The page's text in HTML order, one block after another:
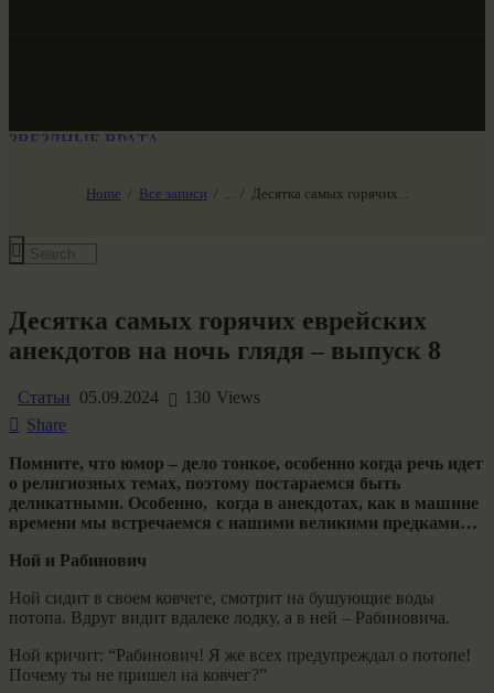
Home Все записи Десятка самых горячих...
ЗВЕЗДНЫЕ ВРАТА
SG-6
Десятка самых горячих еврейских
анекдотов на ночь глядя – выпуск 8
Статьи 05.09.2024 130 Views
Share
Помните, что юмор – дело тонкое, особенно когда речь идет
о религиозных темах, поэтому постараемся быть
деликатными. Особенно, когда в анекдотах, как в машине
времени мы встречаемся с нашими великими предками…
Ной и Рабинович
Ной сидит в своем ковчеге, смотрит на бушующие воды
потопа. Вдруг видит вдалеке лодку, а в ней – Рабиновича.
Ной кричит: “Рабинович! Я же всех предупреждал о потопе!
Почему ты не пришел на ковчег?”